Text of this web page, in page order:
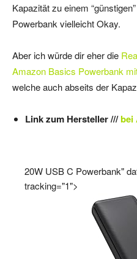
Kapazität zu einem
Powerbank vielleicht Okay.
Aber ich würde dir eher die
Amazon Basics Powerbank
welche auch abseits der
Link zum Hersteller ///bei
20W USB C Powerbank"
tracking="1">